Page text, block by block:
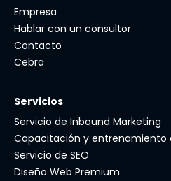
Empresa
Hablar con un consultor
Contacto
Cebra
Servicios
Servicio de Inbound Marketing
Capacitación y entrenamiento
Servicio de SEO
Diseño Web Premium